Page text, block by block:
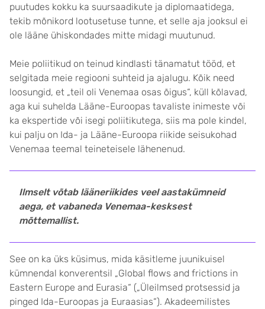
puutudes kokku ka suursaadikute ja diplomaatidega,
tekib mõnikord lootusetuse tunne, et selle aja jooksul ei
ole lääne ühiskondades mitte midagi muutunud.
Meie poliitikud on teinud kindlasti tänamatut tööd, et
selgitada meie regiooni suhteid ja ajalugu. Kõik need
loosungid, et „teil oli Venemaa osas õigus“, küll kõlavad,
aga kui suhelda Lääne-Euroopas tavaliste inimeste või
ka ekspertide või isegi poliitikutega, siis ma pole kindel,
kui palju on Ida- ja Lääne-Euroopa riikide seisukohad
Venemaa teemal teineteisele lähenenud.
Ilmselt võtab lääneriikides veel aastakümneid
aega, et vabaneda Venemaa-kesksest
mõttemallist.
See on ka üks küsimus, mida käsitleme juunikuisel
kümnendal konverentsil „Global flows and frictions in
Eastern Europe and Eurasia“ („Üleilmsed protsessid ja
pinged Ida-Euroopas ja Euraasias“). Akadeemilistes